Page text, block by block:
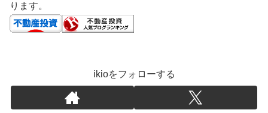
ります。
ikioをフォローする